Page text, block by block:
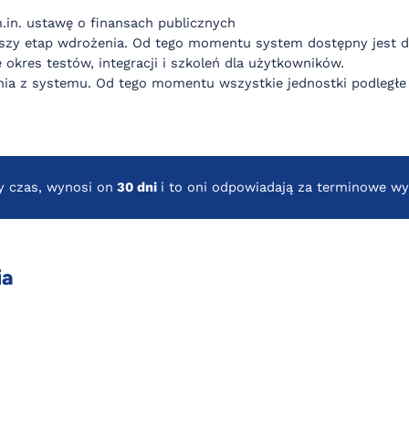
ustawę o finansach publicznych
etap wdrożenia. Od tego momentu system dostępny jest
testów, integracji i szkoleń dla użytkowników.
z systemu. Od tego momentu wszystkie jednostki
czas, wynosi on 30 dni i to oni odpowiadają za terminowe